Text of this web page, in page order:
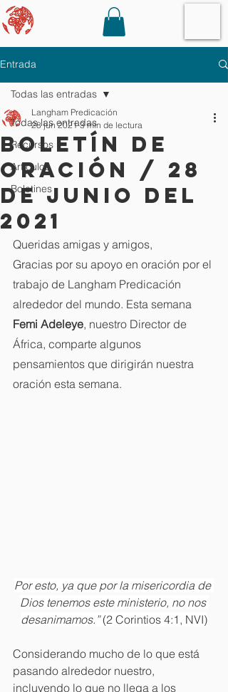
Entrada
Todas las entradas
Recursos
Artículos
Boletines
Todas las entradas
Boletín de
oración / 28
de junio del
2021
Langham Predicación
28 jun 2021 3 min de lectura
Queridas amigas y amigos,
Gracias por su apoyo en oración por el
trabajo de Langham Predicación
alrededor del mundo. Esta semana
Femi Adeleye, nuestro Director de
África, comparte algunos
pensamientos que dirigirán nuestra
oración esta semana.
Por esto, ya que por la misericordia de
Dios tenemos este ministerio, no nos
desanimamos.” (2 Corintios 4:1, NVI)
Considerando mucho de lo que está
pasando alrededor nuestro,
incluyendo lo que no llega a los